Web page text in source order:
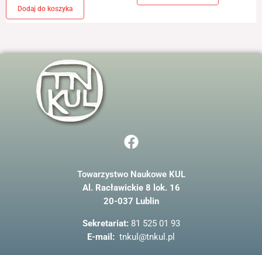
Dodaj do koszyka
F
a
e
b
o
o
k
Towarzystwo Naukowe KUL
Al. Racławickie 8 lok. 16
20-037 Lublin
Sekretariat: 81 525 01 93
E-mail: tnkul@tnkul.pl